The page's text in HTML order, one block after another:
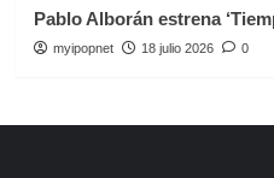
Pablo Alborán estrena
myipopnet 18 julio 2026 0